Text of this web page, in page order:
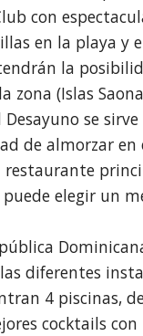
con
en la playa y
la
(Islas
se
de almorzar
elegir un
diferentes
4 piscinas,
cocktails con